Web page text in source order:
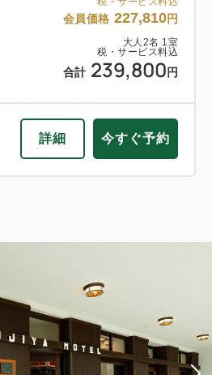
会員価格 227,810円
大人 2名 1 室
税・サービス料込
合計 239,800 円
詳細 今すぐ予約